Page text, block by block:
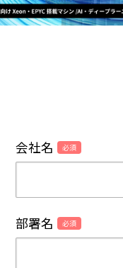
会社名 必須
部署名 必須